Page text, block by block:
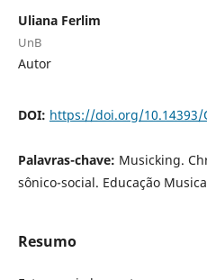
Uliana Ferlim
UnB
Autor
DOI: https://doi.org/10.14393/
Palavras-chave: Musicking.
sônico-social. Educação
Resumo